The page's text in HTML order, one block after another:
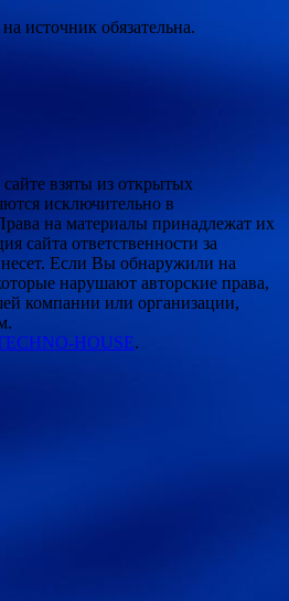
источник обязательна.
взяты из открытых
исключительно в
на материалы принадлежат их
сайта ответственности за
Если Вы обнаружили на
нарушают авторские права,
компании или организации,
HOUSE.